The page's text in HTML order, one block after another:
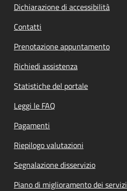
Dichiarazione di accessibilità
Contatti
Prenotazione appuntamento
Richiedi assistenza
Statistiche del portale
Leggi le FAQ
Pagamenti
Riepilogo valutazioni
Segnalazione disservizio
Piano di miglioramento dei servizi